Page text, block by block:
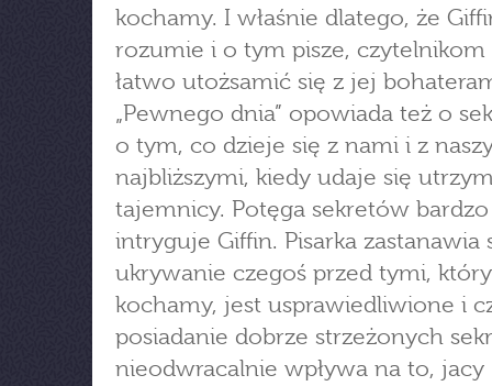
kochamy. I właśnie dlatego, że
rozumie i o tym pisze, czytelnikom
łatwo utożsamić się z jej
„Pewnego dnia” opowiada też o
o tym, co dzieje się z nami i z
najbliższymi, kiedy udaje się
tajemnicy. Potęga sekretów bardzo
intryguje Giffin. Pisarka zastanawia
ukrywanie czegoś przed tymi,
kochamy, jest usprawiedliwione i
posiadanie dobrze strzeżonych
nieodwracalnie wpływa na to, jacy